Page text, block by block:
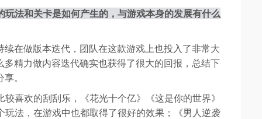
法和关卡是如何产生的，与游戏本身的发展有什么
在做版本迭代，团队在这款游戏上也投入了非常大
精力做内容迭代确实也获得了很大的回报，总结下
。
较喜欢的刮刮乐，《花光十个亿》《这是你的世界》
法，在游戏中也都取得了很好的效果；《男人逆袭